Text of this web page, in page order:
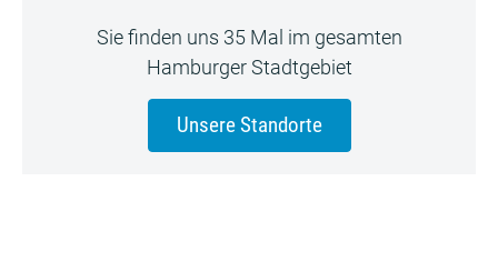
Sie finden uns 35 Mal im gesamten
Hamburger Stadtgebiet
Unsere Standorte